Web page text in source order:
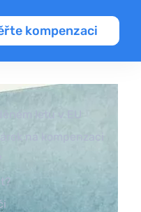
kompenzaci
letu v EU
na kompenzaci